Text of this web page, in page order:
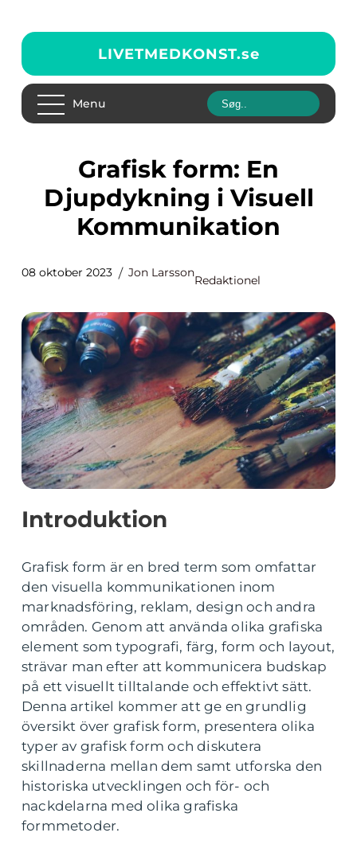
LIVETMEDKONST.se
Menu
Grafisk form: En
Djupdykning i Visuell
Kommunikation
08 oktober 2023 Jon Larsson
Redaktionel
Introduktion
Grafisk form är en bred term som omfattar
den visuella kommunikationen inom
marknadsföring, reklam, design och andra
områden. Genom att använda olika grafiska
element som typografi, färg, form och layout,
strävar man efter att kommunicera budskap
på ett visuellt tilltalande och effektivt sätt.
Denna artikel kommer att ge en grundlig
översikt över grafisk form, presentera olika
typer av grafisk form och diskutera
skillnaderna mellan dem samt utforska den
historiska utvecklingen och för- och
nackdelarna med olika grafiska
formmetoder.